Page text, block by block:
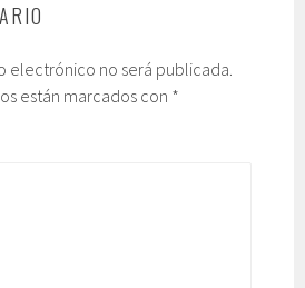
electrónico no será publicada.
están marcados con *